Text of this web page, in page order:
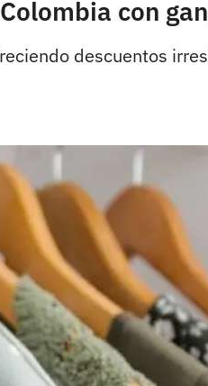
con
descuentos